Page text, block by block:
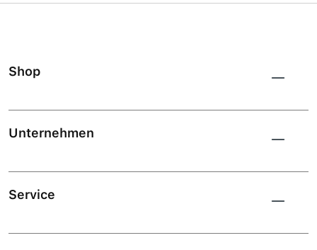
Shop
Unternehmen
Service